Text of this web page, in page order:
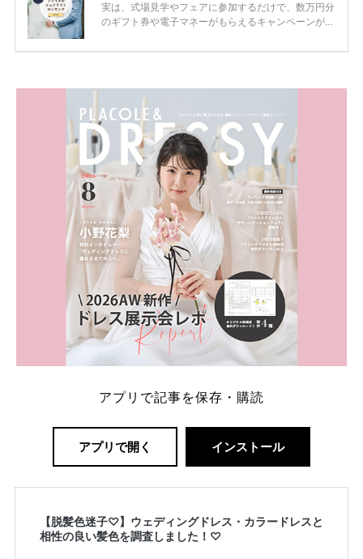
実は、式場見学やフェアに参加するだけで、数万円分
のギフト券や電子マネーがもらえるキャンペーンがあ
ため、比較せずに選ぶと損をしてしまうことも……。
内容：特典金額・条件・応募方法・注意点 「どこが
一番お得？」「プラコレの特典は？」といった疑問も
解決します。 まずは診断で候補を絞れる「ウェディ
ング診断」か、体験型 […]
続きを読む
アプリで記事を保存・購読
アプリで開く インストール
【脱髪色迷子♡】ウェディングドレス・カラードレスと
相性の良い髪色を調査しました！♡